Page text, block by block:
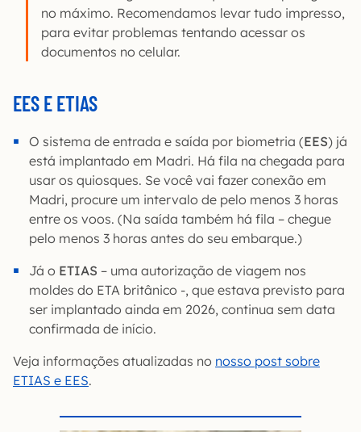
no máximo. Recomendamos levar tudo impresso,
para evitar problemas tentando acessar os
documentos no celular.
EES E ETIAS
O sistema de entrada e saída por biometria (EES) já
está implantado em Madri. Há fila na chegada para
usar os quiosques. Se você vai fazer conexão em
Madri, procure um intervalo de pelo menos 3 horas
entre os voos. (Na saída também há fila – chegue
pelo menos 3 horas antes do seu embarque.)
Já o ETIAS – uma autorização de viagem nos
moldes do ETA britânico -, que estava previsto para
ser implantado ainda em 2026, continua sem data
confirmada de início.
Veja informações atualizadas no nosso post sobre
ETIAS e EES.